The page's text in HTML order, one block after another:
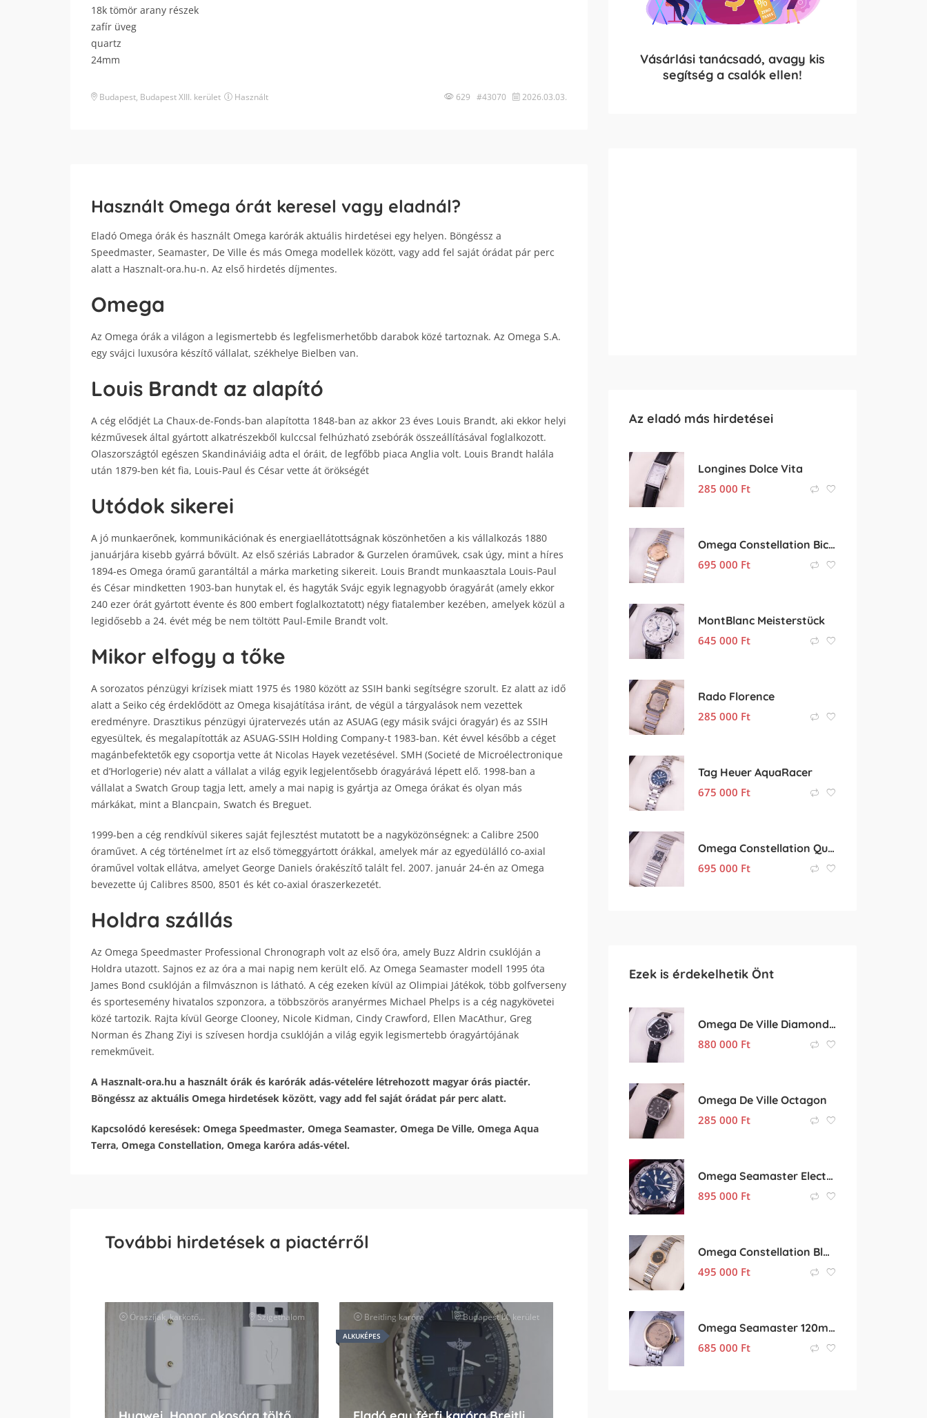
18k tömör arany részek
zafír üveg
quartz
24mm
Budapest, Budapest XIII. kerület Használt 629 #43070 2026.03.03.
Használt Omega órát keresel vagy eladnál?
Eladó Omega órák és használt Omega karórák aktuális hirdetései egy helyen. Böngéssz a
Speedmaster, Seamaster, De Ville és más Omega modellek között, vagy add fel saját órádat pár perc
alatt a Hasznalt-ora.hu-n. Az első hirdetés díjmentes.
Omega
Az Omega órák a világon a legismertebb és legfelismerhetőbb darabok közé tartoznak. Az Omega S.A.
egy svájci luxusóra készítő vállalat, székhelye Bielben van.
Louis Brandt az alapító
A cég elődjét La Chaux-de-Fonds-ban alapította 1848-ban az akkor 23 éves Louis Brandt, aki ekkor helyi
kézművesek által gyártott alkatrészekből kulccsal felhúzható zsebórák összeállításával foglalkozott.
Olaszországtól egészen Skandináviáig adta el óráit, de legfőbb piaca Anglia volt. Louis Brandt halála
után 1879-ben két fia, Louis-Paul és César vette át örökségét
Utódok sikerei
A jó munkaerőnek, kommunikációnak és energiaellátottságnak köszönhetően a kis vállalkozás 1880
januárjára kisebb gyárrá bővült. Az első szériás Labrador & Gurzelen óraművek, csak úgy, mint a híres
1894-es Omega óramű garantáltál a márka marketing sikereit. Louis Brandt munkaasztala Louis-Paul
és César mindketten 1903-ban hunytak el, és hagyták Svájc egyik legnagyobb óragyárát (amely ekkor
240 ezer órát gyártott évente és 800 embert foglalkoztatott) négy fiatalember kezében, amelyek közül a
legidősebb a 24. évét még be nem töltött Paul-Emile Brandt volt.
Mikor elfogy a tőke
A sorozatos pénzügyi krízisek miatt 1975 és 1980 között az SSIH banki segítségre szorult. Ez alatt az idő
alatt a Seiko cég érdeklődött az Omega kisajátítása iránt, de végül a tárgyalások nem vezettek
eredményre. Drasztikus pénzügyi újratervezés után az ASUAG (egy másik svájci óragyár) és az SSIH
egyesültek, és megalapították az ASUAG-SSIH Holding Company-t 1983-ban. Két évvel később a céget
magánbefektetők egy csoportja vette át Nicolas Hayek vezetésével. SMH (Societé de Microélectronique
et d’Horlogerie) név alatt a vállalat a világ egyik legjelentősebb óragyárává lépett elő. 1998-ban a
vállalat a Swatch Group tagja lett, amely a mai napig is gyártja az Omega órákat és olyan más
márkákat, mint a Blancpain, Swatch és Breguet.
1999-ben a cég rendkívül sikeres saját fejlesztést mutatott be a nagyközönségnek: a Calibre 2500
óraművet. A cég történelmet írt az első tömeggyártott órákkal, amelyek már az egyedülálló co-axial
óraművel voltak ellátva, amelyet George Daniels órakészítő talált fel. 2007. január 24-én az Omega
bevezette új Calibres 8500, 8501 és két co-axial óraszerkezetét.
Holdra szállás
Az Omega Speedmaster Professional Chronograph volt az első óra, amely Buzz Aldrin csuklóján a
Holdra utazott. Sajnos ez az óra a mai napig nem került elő. Az Omega Seamaster modell 1995 óta
James Bond csuklóján a filmvásznon is látható. A cég ezeken kívül az Olimpiai Játékok, több golfverseny
és sportesemény hivatalos szponzora, a többszörös aranyérmes Michael Phelps is a cég nagykövetei
közé tartozik. Rajta kívül George Clooney, Nicole Kidman, Cindy Crawford, Ellen MacAthur, Greg
Norman és Zhang Ziyi is szívesen hordja csuklóján a világ egyik legismertebb óragyártójának
remekműveit.
A Hasznalt-ora.hu a használt órák és karórák adás-vételére létrehozott magyar órás piactér.
Böngéssz az aktuális Omega hirdetések között, vagy add fel saját órádat pár perc alatt.
Kapcsolódó keresések: Omega Speedmaster, Omega Seamaster, Omega De Ville, Omega Aqua
Terra, Omega Constellation, Omega karóra adás-vétel.
További hirdetések a piactérről
Óraszíjak, karkötők és tartozékok óra kiegészítők
Szigethalom
ALKUKÉPES
Breitling karóra Budapest IX. kerület
Vásárlási tanácsadó, avagy kis
segítség a csalók ellen!
Az eladó más hirdetései
Longines Dolce Vita
285 000 Ft
Omega Constellation Bicolor
695 000 Ft
MontBlanc Meisterstück
645 000 Ft
Rado Florence
285 000 Ft
Tag Heuer AquaRacer
675 000 Ft
Omega Constellation Quadra Diamond
695 000 Ft
Ezek is érdekelhetik Önt
Omega De Ville Diamonds Black
880 000 Ft
Omega De Ville Octagon
285 000 Ft
Omega Seamaster Electric Blue
895 000 Ft
Omega Constellation Black
495 000 Ft
Omega Seamaster 120m 18k Gold
685 000 Ft